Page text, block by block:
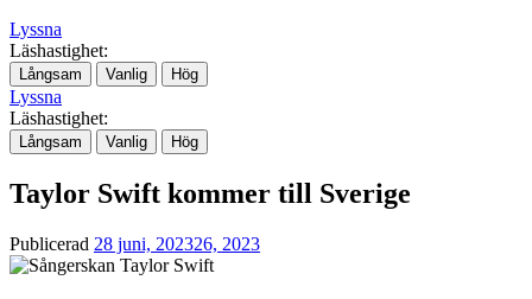
Lyssna
Läshastighet:
Långsam Vanlig Hög
Lyssna
Läshastighet:
Långsam Vanlig Hög
Taylor Swift kommer till Sverige
Publicerad 28 juni, 202326, 2023